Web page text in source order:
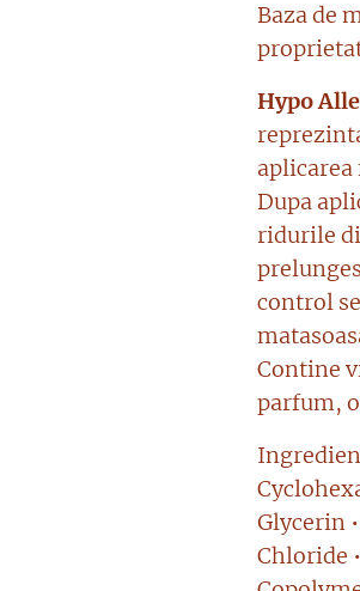
Baza de
Hypo
Dupa
ridurile
control
Contine
parfum,
Glycerin
Chloride